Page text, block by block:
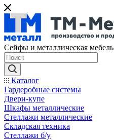
Сейфы и металлическая мебель
Каталог
Гардеробные системы
Двери-купе
Шкафы металлические
Стеллажи металлические
Складская техника
Стеллажи б/у